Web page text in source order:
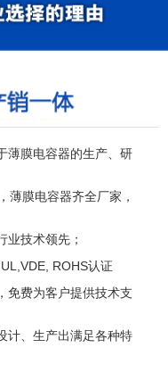
薄膜电容器的生产、研
薄膜电容器齐全厂家，
业技术领先；
ROHS认证
免费为客户提供技术支
计、生产出满足各种特